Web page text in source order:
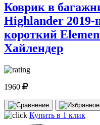
Коврик в
Highlander 2019-
короткий
Хайлендер
1960
Купить в 1 клик